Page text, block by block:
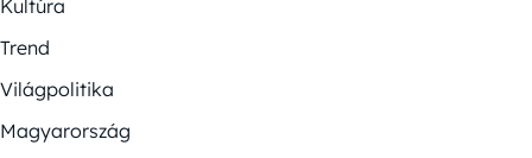
Kultúra
Trend
Világpolitika
Magyarország